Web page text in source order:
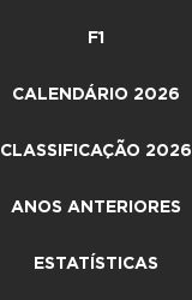
F1
CALENDÁRIO 2026
CLASSIFICAÇÃO 2026
ANOS ANTERIORES
ESTATÍSTICAS